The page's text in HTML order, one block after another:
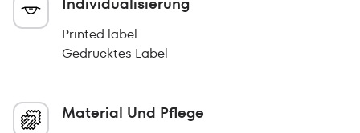
Printed label
Gedrucktes Label
Material Und Pflege